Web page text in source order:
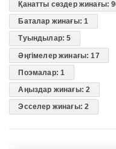
Қанатты сөздер жинағы:
Баталар жинағы: 1
Туындылар: 5
Әңгімелер жинағы: 17
Поэмалар: 1
Аңыздар жинағы: 2
Эсселер жинағы: 2